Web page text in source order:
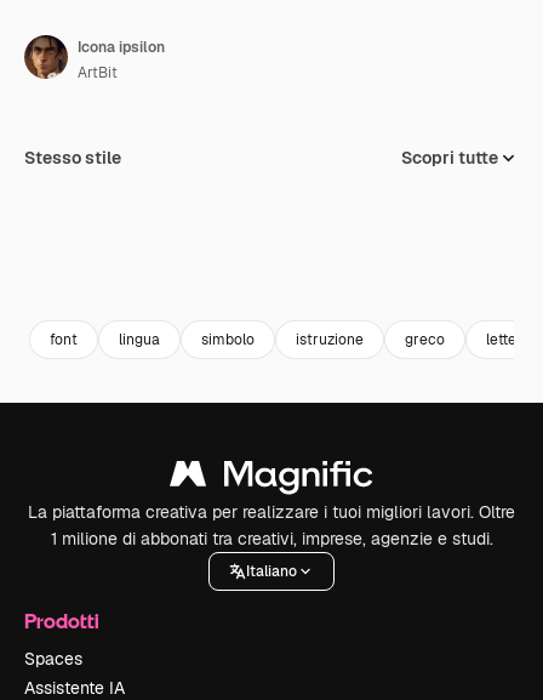
Icona ipsilon
ArtBit
Stesso stile Scopri tutte
font lingua simbolo istruzione greco lettere
La piattaforma creativa per realizzare i tuoi migliori lavori. Oltre
1 milione di abbonati tra creativi, imprese, agenzie e studi.
Italiano
Prodotti
Spaces
Assistente IA